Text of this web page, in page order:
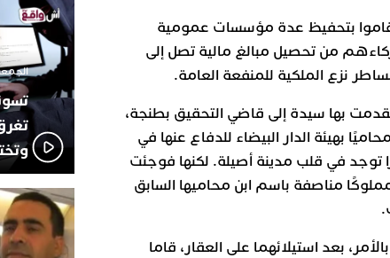
قاموا بتحفيظ عدة مؤسسات عمومية
من تحصيل مبالغ مالية تصل إلى
نزع الملكية للمنفعة العامة.
بها سيدة إلى قاضي التحقيق بطنجة،
بهيئة الدار البيضاء للدفاع عنها في
موضوعه 60 هكتارًا توجد في قلب مدينة أصيلة. لكنها فوجئت
مناصفة باسم ابن محاميها السابق
بعد استيلائهما على العقار، قاما
23:18ترسيخا
فعاليات
بمركز
الجمعة 26 ديسمبر